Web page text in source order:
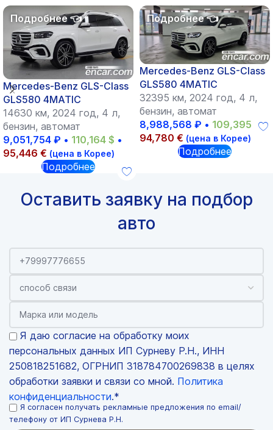
Mercedes-Benz GLS-Class
GLS580 4MATIC
14630 км, 2024 год, 4 л,
бензин, автомат
9,051,754 ₽ • 110,164 $ •
95,446 € (цена в Корее)
Подробнее
Mercedes-Benz GLS-Class
GLS580 4MATIC
32395 км, 2024 год, 4 л,
бензин, автомат
8,988,568 ₽ • 109,395 $•
94,780 € (цена в Корее)
Подробнее
Оставить заявку на подбор
авто
Я даю согласие на обработку моих
персональных данных ИП Сурневу Р.Н., ИНН
250818251682, ОГРНИП 318784700269838 в целях
обработки заявки и связи со мной. Политика
конфиденциальности.*
Я согласен получать рекламные предложения по email/
телефону от ИП Сурнева Р.Н.